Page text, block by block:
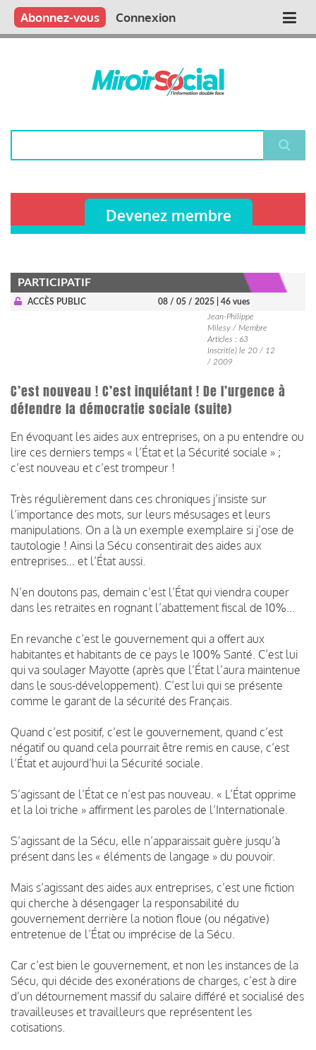
Aller
contenu
Main
Qui sommes nous ?
Vous publiez
Nous publions
Contactez-nous
Abonnez-vous Connexion
Devenez membre
PARTICIPATIF
ACCÈS PUBLIC 08 / 05 / 2025
| 46 vues
Jean-Philippe
Milesy / Membre
Articles : 63
Inscrit(e) le 20 / 12
/ 2009
C’est nouveau ! C’est inquiétant ! De l’urgence à
défendre la démocratie sociale (suite)
En évoquant les aides aux entreprises, on a pu entendre ou
lire ces derniers temps « l’État et la Sécurité sociale » ;
c’est nouveau et c’est trompeur !
Très régulièrement dans ces chroniques j’insiste sur
l’importance des mots, sur leurs mésusages et leurs
manipulations. On a là un exemple exemplaire si j’ose de
tautologie ! Ainsi la Sécu consentirait des aides aux
entreprises… et l’État aussi.
N’en doutons pas, demain c’est l’État qui viendra couper
dans les retraites en rognant l’abattement fiscal de 10%...
En revanche c’est le gouvernement qui a offert aux
habitantes et habitants de ce pays le 100% Santé. C’est lui
qui va soulager Mayotte (après que l’État l’aura maintenue
dans le sous-développement). C’est lui qui se présente
comme le garant de la sécurité des Français.
Quand c’est positif, c’est le gouvernement, quand c’est
négatif ou quand cela pourrait être remis en cause, c’est
l’État et aujourd’hui la Sécurité sociale.
S’agissant de l’État ce n’est pas nouveau. « L’État opprime
et la loi triche » affirment les paroles de l’Internationale.
S’agissant de la Sécu, elle n’apparaissait guère jusqu’à
présent dans les « éléments de langage » du pouvoir.
Mais s’agissant des aides aux entreprises, c’est une fiction
qui cherche à désengager la responsabilité du
gouvernement derrière la notion floue (ou négative)
entretenue de l’État ou imprécise de la Sécu.
Car c’est bien le gouvernement, et non les instances de la
Sécu, qui décide des exonérations de charges, c’est à dire
d’un détournement massif du salaire différé et socialisé des
travailleuses et travailleurs que représentent les
cotisations.